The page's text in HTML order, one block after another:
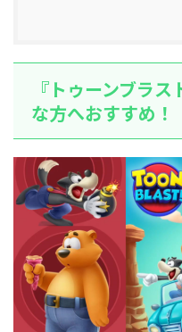
『トゥーンブラ
な方へおすすめ！